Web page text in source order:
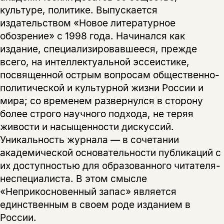
культуре, политике. Выпускается
издательством «Новое литературное
обозрение» с 1998 года. Начинался как
издание, специализировавшееся, прежде
всего, на интеллектуальной эссеистике,
посвященной острым вопросам общественно-
политической и культурной жизни России и
мира; со временем развернулся в сторону
более строго научного подхода, не теряя
живости и насыщенности дискуссий.
Уникальность журнала — в сочетании
академической основательности публикаций с
их доступностью для образованного читателя-
неспециалиста. В этом смысле
«Неприкосновенный запас» является
единственным в своем роде изданием в
России.
нет, вернуться назад